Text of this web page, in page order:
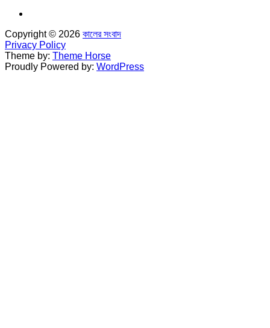
Copyright © 2026 কালের সংবাদ
Privacy Policy
Theme by: Theme Horse
Proudly Powered by: WordPress